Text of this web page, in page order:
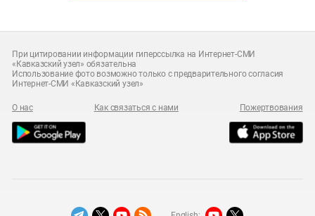
При цитировании информации гиперссылка на Интернет-СМИ
«Кавказский узел» обязательна
Использование фото возможно только с предварительного согласия
Интернет-СМИ «Кавказский узел»
О нас Как связаться с нами Пожертвования